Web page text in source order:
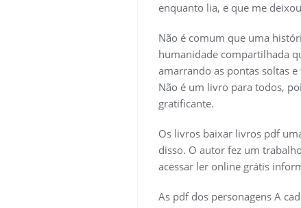
enquanto lia, e que me
Não é comum que uma
humanidade compartilhada
amarrando as pontas soltas
Não é um livro para todos,
gratificante.
Os livros baixar livros pdf
disso. O autor fez um
acessar ler online grátis
As pdf dos personagens A